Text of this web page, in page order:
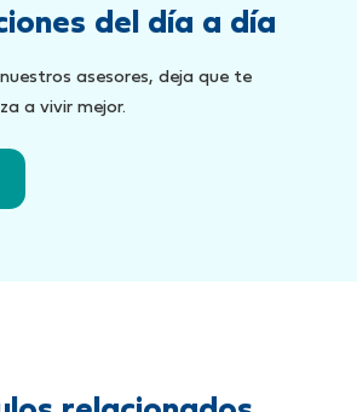
del día a día
asesores, deja que te
a vivir mejor.